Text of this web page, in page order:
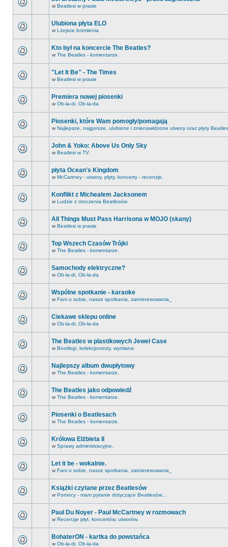
w Beatlesi w prasie
Ulubiona płyta ELO
w Lżejsze brzmienia
Kto był na koncercie The Beatles?
w The Beatles - komentarze.
"Let It Be" - The Times
w Beatlesi w prasie
Premiera nowej piosenki
w Ob-la-di, Ob-la-da
Piosenki, które Wam pomogły/pomagają
w Najlepsze, najgorsze, ulubione i znienawidzone utwory oraz płyty
John & Yoko: Above Us Only Sky
w Beatlesi w TV
płyta Ocean's Kingdom
w McCartney - utwory, płyty, koncerty - recenzje.
Konflikt z Michealem Jacksonem
w Ludzie z otoczenia Beatlesów
All Things Must Pass Harrisona w MOJO (skany)
w Beatlesi w prasie
Top Wszech Czasów Trójki
w The Beatles - komentarze.
Samochody elektryczne?
w Ob-la-di, Ob-la-da
Wspólne spotkanie - karaoke
w Fani o sobie, nasze spotkania, zainteresowania_
Ciekawe sklepu online
w Ob-la-di, Ob-la-da
The Beatles w plastikowych Jewel Case
w Bootlegi, kolekcjonerzy, wymiana
Najlepszy album dwupłytowy
w The Beatles - komentarze.
The Beatles jako odpowiedź
w The Beatles - komentarze.
Piosenki o Beatlesach
w The Beatles - komentarze.
Królowa Elżbieta II
w Sprawy administracyjne.
Let it be - wokalnie.
w Fani o sobie, nasze spotkania, zainteresowania_
Książki czytane przez Beatlesów
w Pomocy - mam pytanie dotyczące Beatlesów...
Paul Du Noyer - Paul McCartney w rozmowach
w Recenzje płyt, koncertów, utworów.
BohaterON - kartka do powstańca
w Ob-la-di, Ob-la-da